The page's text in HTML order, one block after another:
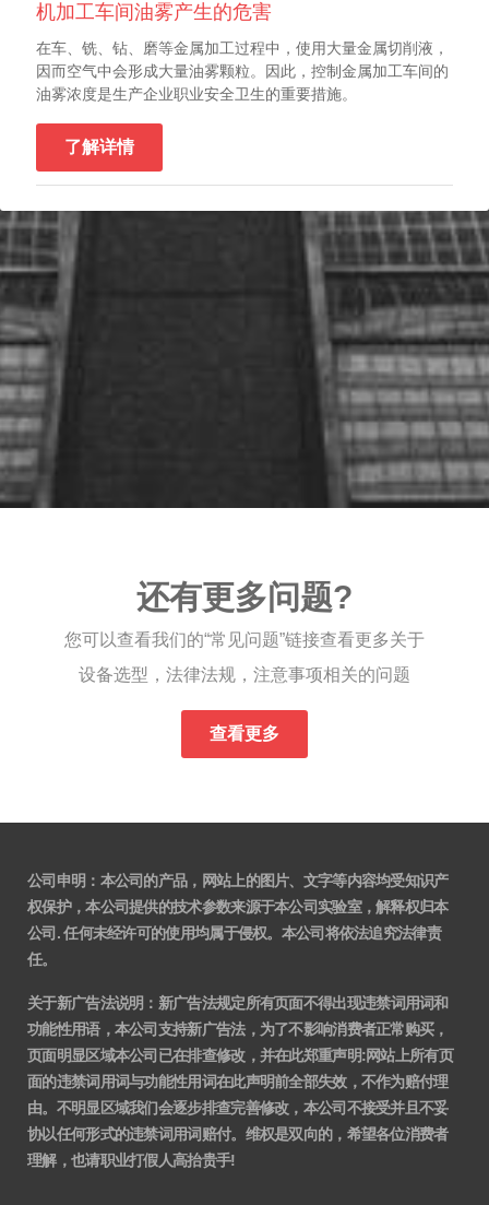
机加工车间油雾产生的危害
在车、铣、钻、磨等金属加工过程中，使用大量金属切削液，
因而空气中会形成大量油雾颗粒。因此，控制金属加工车间的
油雾浓度是生产企业职业安全卫生的重要措施。
了解详情
还有更多问题?
您可以查看我们的“常见问题”链接查看更多关于
设备选型，法律法规，注意事项相关的问题
查看更多
公司申明：本公司的产品，网站上的图片、文字等内容均受知识产
权保护，本公司提供的技术参数来源于本公司实验室，解释权归本
公司. 任何未经许可的使用均属于侵权。本公司将依法追究法律责
任。
关于新广告法说明 ： 新广告法规定所有页面不得出现违禁词用词和
功能性用语，本公司支持新广告法，为了不影响消费者正常购买，
页面明显区域本公司已在排查修改，并在此郑重声明:网站上所有页
面的违禁词用词与功能性用词在此声明前全部失效，不作为赔付理
由。不明显区域我们会逐步排查完善修改，本公司不接受并且不妥
协以任何形式的违禁词用词赔付。维权是双向的，希望各位消费者
理解，也请职业打假人高抬贵手!